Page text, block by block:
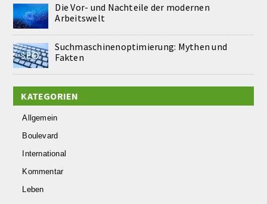
Die Vor- und Nachteile der modernen
Arbeitswelt
Suchmaschinenoptimierung: Mythen und
Fakten
KATEGORIEN
Allgemein
Boulevard
International
Kommentar
Leben